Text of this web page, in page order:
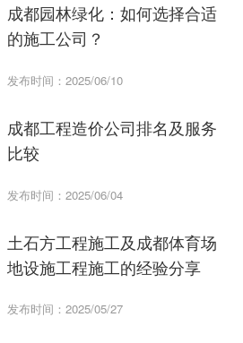
成都园林绿化：如何选择合适
的施工公司？
发布时间：2025/06/10
成都工程造价公司排名及服务
比较
发布时间：2025/06/04
土石方工程施工及成都体育场
地设施工程施工的经验分享
发布时间：2025/05/27